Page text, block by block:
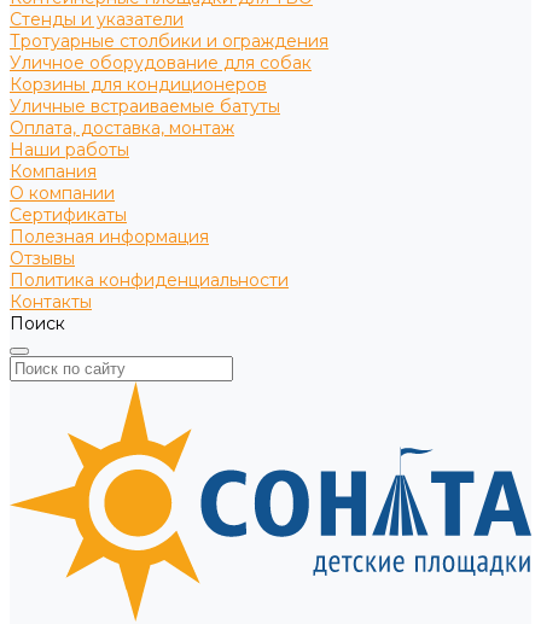
Стенды и указатели
Тротуарные столбики и ограждения
Уличное оборудование для собак
Корзины для кондиционеров
Уличные встраиваемые батуты
Оплата, доставка, монтаж
Наши работы
Компания
О компании
Сертификаты
Полезная информация
Отзывы
Политика конфиденциальности
Контакты
Поиск